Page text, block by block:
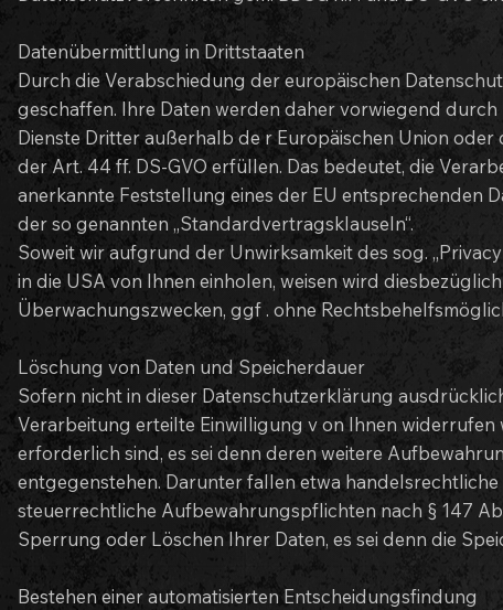
Datenübermittlung in Drittstaaten
Durch die Verabschiedung der europäischen
geschaffen. Ihre Daten werden daher vorwiegend
Dienste Dritter außerhalb de r Europäischen Union
der Art. 44 ff. DS-GVO erfüllen. Das bedeutet, die
anerkannte Feststellung eines der EU entsprechenden
der so genannten „Standardvertragsklauseln“.
Soweit wir aufgrund der Unwirksamkeit des sog.
in die USA von Ihnen einholen, weisen wird
Überwachungszwecken, ggf . ohne
Löschung von Daten und Speicherdauer
Sofern nicht in dieser Datenschutzerklärung
Verarbeitung erteilte Einwilligung v on Ihnen
erforderlich sind, es sei denn deren weitere
entgegenstehen. Darunter fallen etwa
steuerrechtliche Aufbewahrungspflichten nach § 147
Sperrung oder Löschen Ihrer Daten, es sei denn die
Bestehen einer automatisierten Entscheidungsfindung